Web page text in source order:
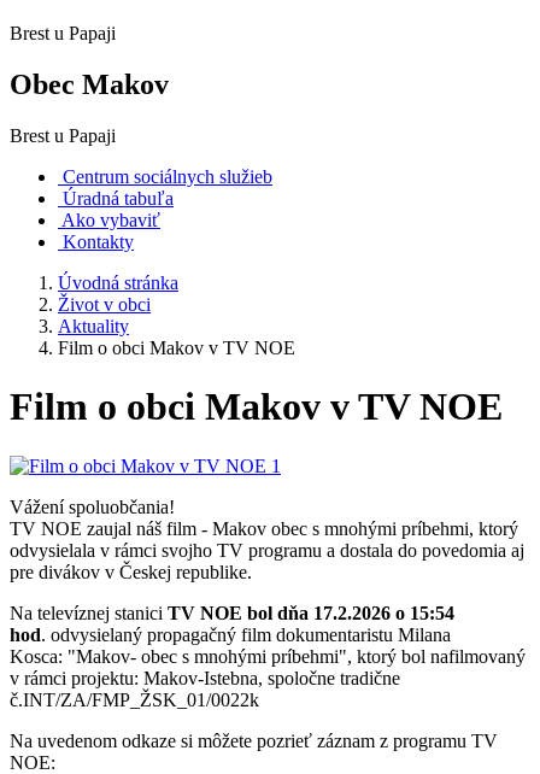
Brest u Papaji
Obec Makov
Brest u Papaji
Centrum sociálnych služieb
Úradná tabuľa
Ako vybaviť
Kontakty
Úvodná stránka
Život v obci
Aktuality
Film o obci Makov v TV NOE
Film o obci Makov v TV NOE
Vážení spoluobčania!
TV NOE zaujal náš film - Makov obec s mnohými príbehmi, ktorý
odvysielala v rámci svojho TV programu a dostala do povedomia aj
pre divákov v Českej republike.
Na televíznej stanici TV NOE bol dňa 17.2.2026 o 15:54
hod. odvysielaný propagačný film dokumentaristu Milana
Kosca: "Makov- obec s mnohými príbehmi", ktorý bol nafilmovaný
v rámci projektu: Makov-Istebna, spoločne tradične
č.INT/ZA/FMP_ŽSK_01/0022k
Na uvedenom odkaze si môžete pozrieť záznam z programu TV
NOE: